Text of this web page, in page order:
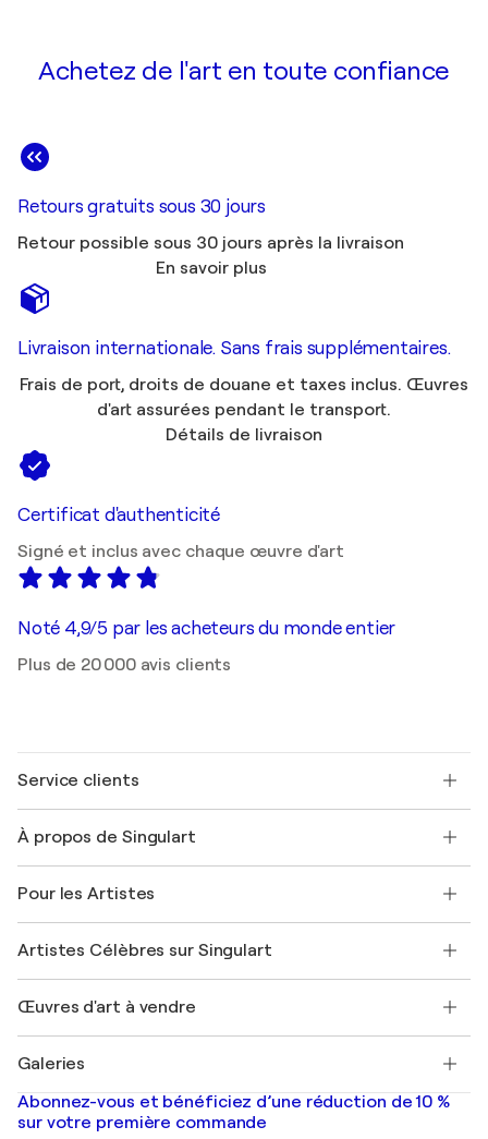
Achetez de l'art en toute confiance
Retours gratuits sous 30 jours
Retour possible sous 30 jours après la livraison
En savoir plus
Livraison internationale. Sans frais supplémentaires.
Frais de port, droits de douane et taxes inclus. Œuvres
d'art assurées pendant le transport.
Détails de livraison
Certificat d'authenticité
Signé et inclus avec chaque œuvre d'art
Noté 4,9/5 par les acheteurs du monde entier
Plus de 20 000 avis clients
Service clients
Expédition
Offrir une carte cadeau
Rejoignez notre programme commercial
Mon compte
+33 1 76 44 06 42
À propos de Singulart
FAQ
Magazine Singulart
Emplois
Découvrez une sélection d'art original
Pour les Artistes
Se connecter en tant qu'Artiste
Artistes Célèbres sur Singulart
Marc Chagall
Banksy
Mr. Brainwash
Shepard Fairey
Œuvres d'art à vendre
Tableaux abstraits à vendre
Peintures de paysage
Estampes
Galeries
Galeries d'art en France
Galeries d'art en Belgique
Abonnez-vous et bénéficiez d’une réduction de 10 %
sur votre première commande